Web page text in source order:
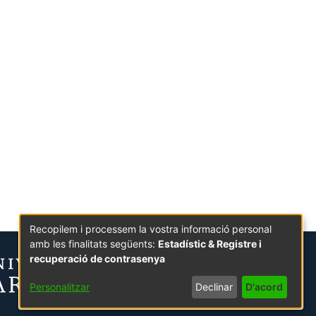
Recopilem i processem la vostra informació personal
amb les finalitats següents: Estadístic & Registre i
recuperació de contrasenya
Personalitzar Declinar D'acord